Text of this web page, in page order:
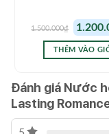
1.500.000₫
Giá
gốc
là:
THÊM VÀO
Đánh giá Nước
Lasting